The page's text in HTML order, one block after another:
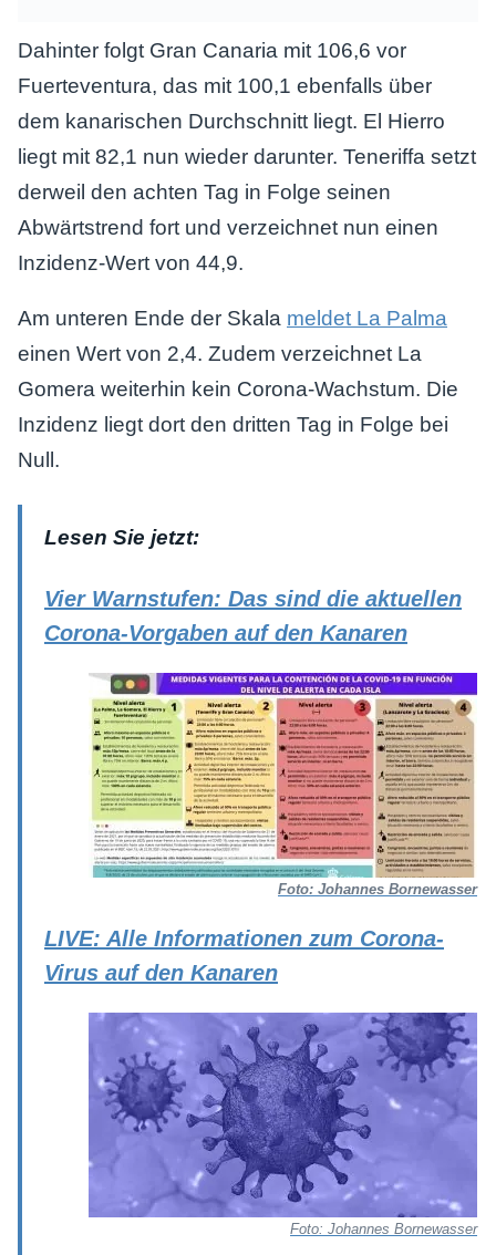
Dahinter folgt Gran Canaria mit 106,6 vor
Fuerteventura, das mit 100,1 ebenfalls über
dem kanarischen Durchschnitt liegt. El Hierro
liegt mit 82,1 nun wieder darunter. Teneriffa setzt
derweil den achten Tag in Folge seinen
Abwärtstrend fort und verzeichnet nun einen
Inzidenz-Wert von 44,9.
Am unteren Ende der Skala meldet La Palma
einen Wert von 2,4. Zudem verzeichnet La
Gomera weiterhin kein Corona-Wachstum. Die
Inzidenz liegt dort den dritten Tag in Folge bei
Null.
Lesen Sie jetzt:
Vier Warnstufen: Das sind die aktuellen
Corona-Vorgaben auf den Kanaren
Foto: Johannes Bornewasser
LIVE: Alle Informationen zum Corona-
Virus auf den Kanaren
Foto: Johannes Bornewasser